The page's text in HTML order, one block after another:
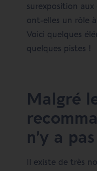
surexposition aux
ont-elles un rôle
Voici quelques
quelques pistes !
Malgré
n’y a
Il existe de très